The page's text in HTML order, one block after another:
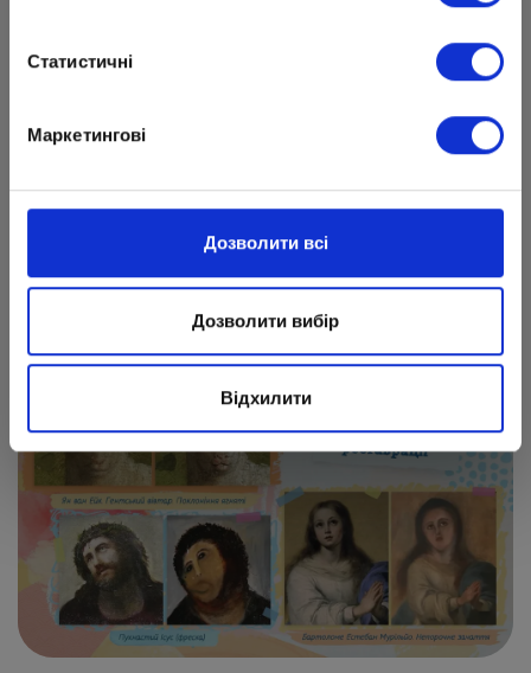
Статистичні
Маркетингові
Дозволити всі
Дозволити вибір
Відхилити
История Украины. Всемирная история